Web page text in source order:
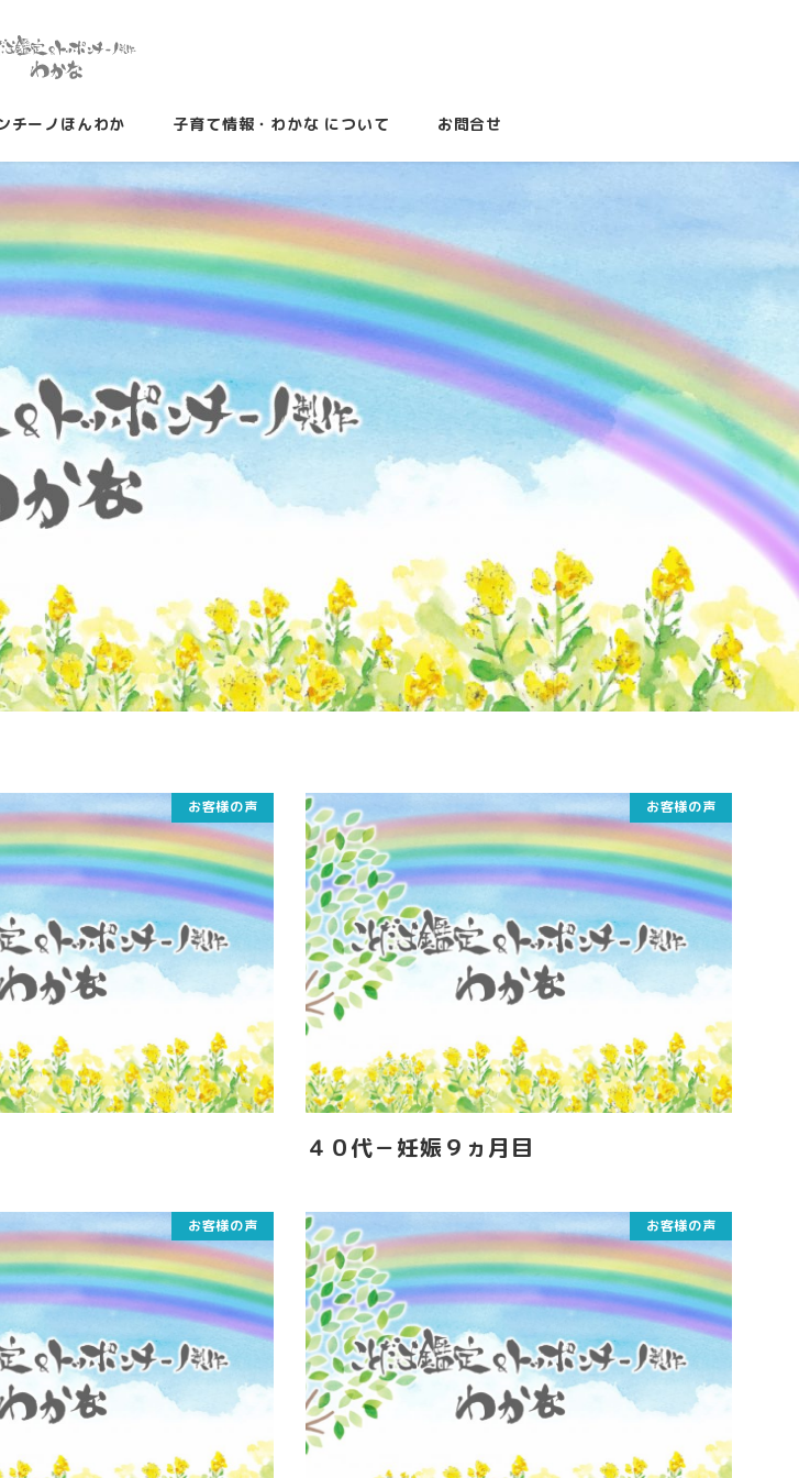
チーノほんわか 子育て情報・わかな について お問合せ
お客様の声 お客様の声
４０代－妊娠９ヵ月目
お客様の声 お客様の声